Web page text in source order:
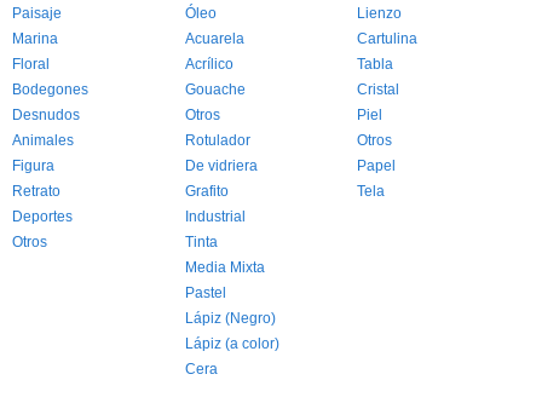
Paisaje
Marina
Floral
Bodegones
Desnudos
Animales
Figura
Retrato
Deportes
Otros
Óleo
Acuarela
Acrílico
Gouache
Otros
Rotulador
De vidriera
Grafito
Industrial
Tinta
Media Mixta
Pastel
Lápiz (Negro)
Lápiz (a color)
Cera
Lienzo
Cartulina
Tabla
Cristal
Piel
Otros
Papel
Tela